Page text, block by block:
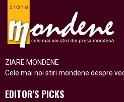
ZIARE MONDENE
Cele mai noi stiri mondene despre
EDITOR'S PICKS